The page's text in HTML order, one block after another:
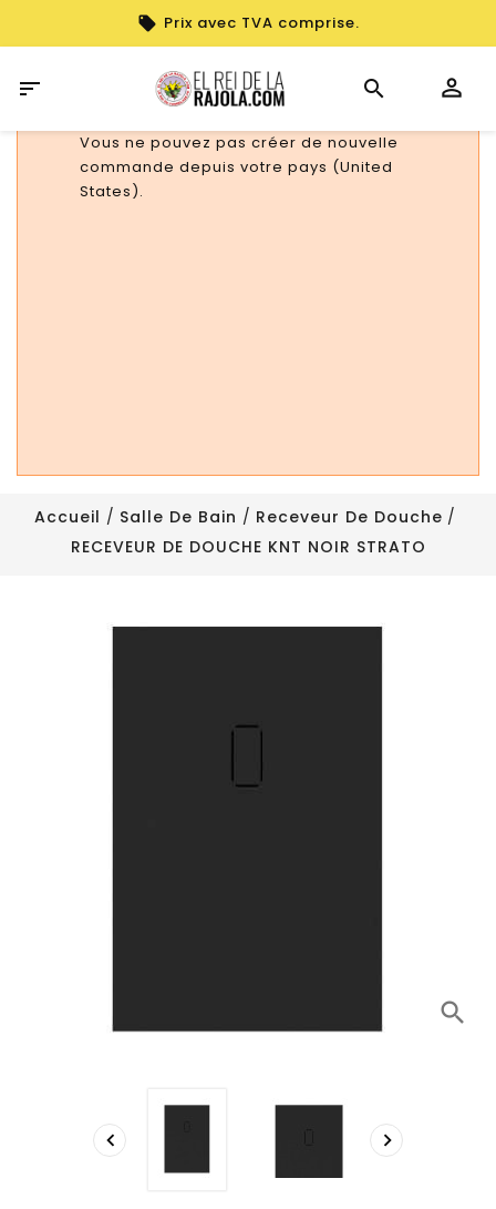
Prix avec TVA comprise.

Vous ne pouvez pas créer de nouvelle
commande depuis votre pays (United
States).
Accueil Salle De Bain
Receveur De Douche
RECEVEUR DE DOUCHE KNT NOIR STRATO
search
 